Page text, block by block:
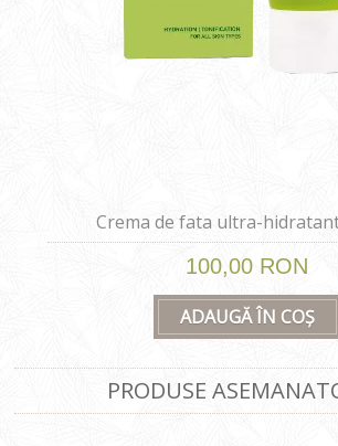
ADAUGĂ ÎN COȘ
Crema de fata ultra-
100,00 RON
PRODUSE